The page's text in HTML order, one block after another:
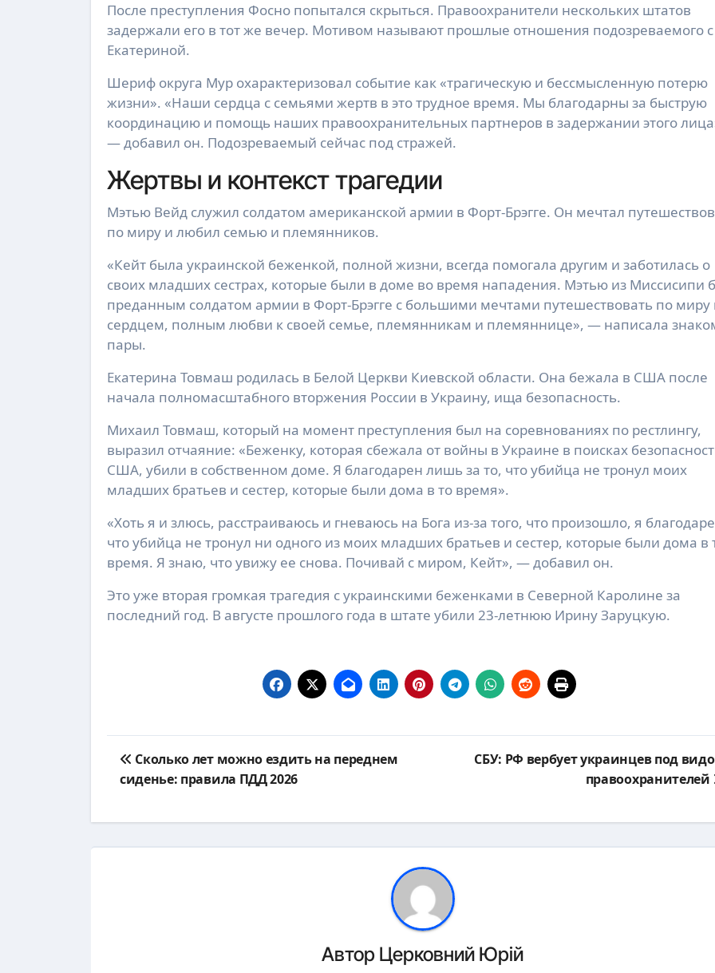
После преступления Фосно попытался скрыться. Правоохранители нескольких штатов
задержали его в тот же вечер. Мотивом называют прошлые отношения подозреваемого с
Екатериной.
Шериф округа Мур охарактеризовал событие как «трагическую и бессмысленную потерю
жизни». «Наши сердца с семьями жертв в это трудное время. Мы благодарны за быструю
координацию и помощь наших правоохранительных партнеров в задержании этого
— добавил он. Подозреваемый сейчас под стражей.
Жертвы и контекст трагедии
Мэтью Вейд служил солдатом американской армии в Форт-Брэгге. Он мечтал
по миру и любил семью и племянников.
«Кейт была украинской беженкой, полной жизни, всегда помогала другим и заботилась о
своих младших сестрах, которые были в доме во время нападения. Мэтью из Миссисипи
преданным солдатом армии в Форт-Брэгге с большими мечтами путешествовать по миру
сердцем, полным любви к своей семье, племянникам и племяннице», — написала
пары.
Екатерина Товмаш родилась в Белой Церкви Киевской области. Она бежала в США после
начала полномасштабного вторжения России в Украину, ища безопасность.
Михаил Товмаш, который на момент преступления был на соревнованиях по рестлингу,
выразил отчаяние: «Беженку, которая сбежала от войны в Украине в поисках
США, убили в собственном доме. Я благодарен лишь за то, что убийца не тронул моих
младших братьев и сестер, которые были дома в то время».
«Хоть я и злюсь, расстраиваюсь и гневаюсь на Бога из-за того, что произошло, я
что убийца не тронул ни одного из моих младших братьев и сестер, которые были дома в
время. Я знаю, что увижу ее снова. Почивай с миром, Кейт», — добавил он.
Это уже вторая громкая трагедия с украинскими беженками в Северной Каролине за
последний год. В августе прошлого года в штате убили 23-летнюю Ирину Заруцкую.
Навигация
по
Сколько лет можно ездить на переднем
сиденье: правила ПДД 2026
СБУ: РФ вербует украинцев под
правоохранителей
Автор Церковний Юрій